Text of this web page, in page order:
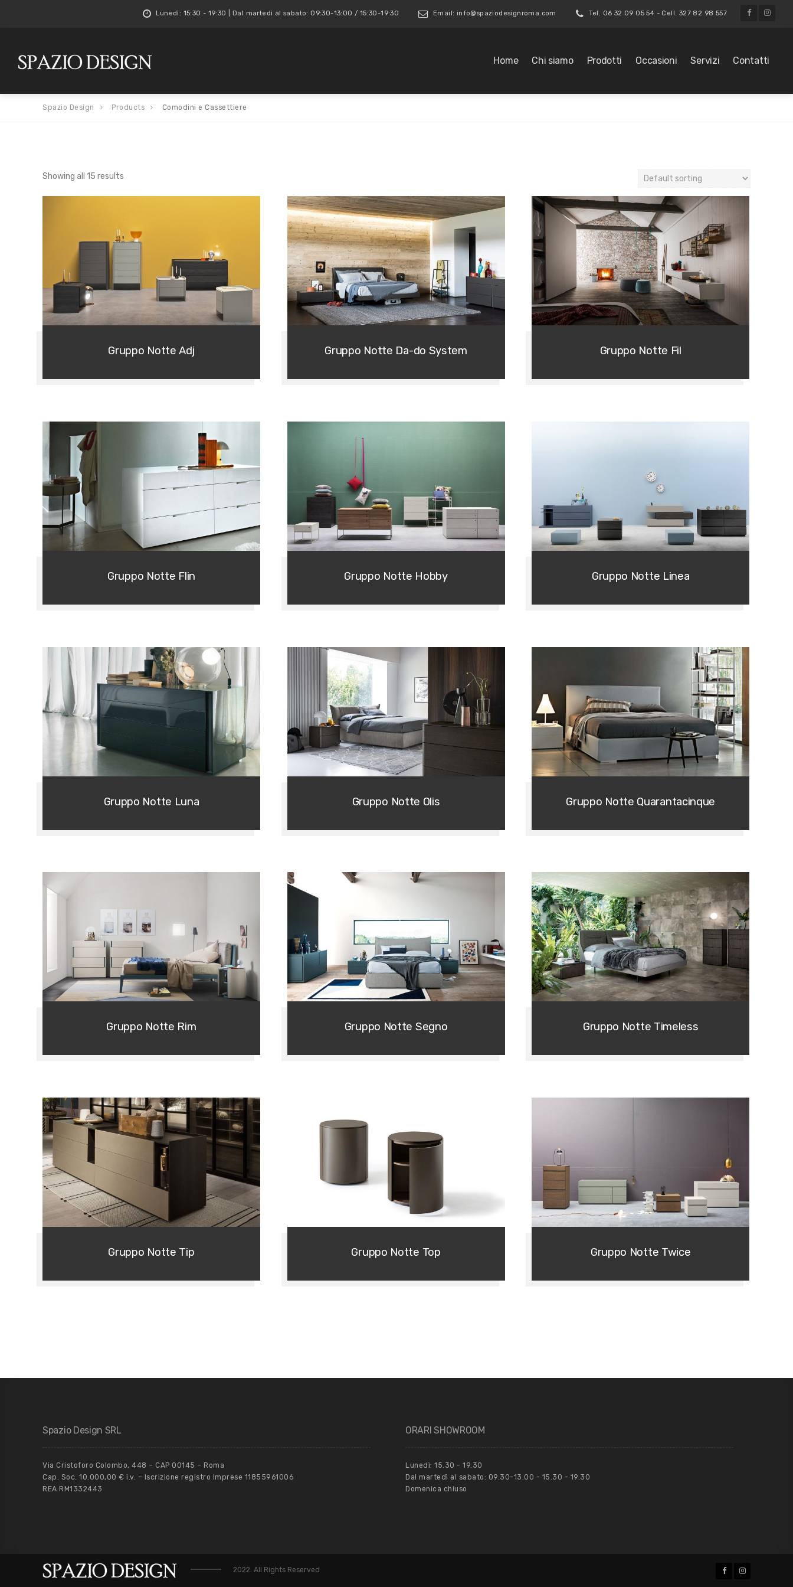
Lunedì: 15:30 - 19:30 | Dal martedì al sabato: 09:30-13:00 / 15:30-19:30 Email: info@spaziodesignroma.com Tel. 06 32 09 05 54 - Cell. 327 82 98 557
Home Chi siamo Prodotti Occasioni Servizi Contatti
Spazio Design Products Comodini e Cassettiere
Showing all 15 results
Gruppo Notte Adj Gruppo Notte Da-do System Gruppo Notte Fil
Gruppo Notte Flin Gruppo Notte Hobby Gruppo Notte Linea
Gruppo Notte Luna Gruppo Notte Olis Gruppo Notte Quarantacinque
Gruppo Notte Rim Gruppo Notte Segno Gruppo Notte Timeless
Gruppo Notte Tip Gruppo Notte Top Gruppo Notte Twice
Spazio Design SRL
Via Cristoforo Colombo, 448 – CAP 00145 – Roma
Cap. Soc. 10.000,00 € i.v. – Iscrizione registro Imprese 11855961006
REA RM1332443
ORARI SHOWROOM
Lunedì: 15.30 - 19.30
Dal martedì al sabato: 09.30-13.00 - 15.30 - 19.30
Domenica chiuso
2022. All Rights Reserved